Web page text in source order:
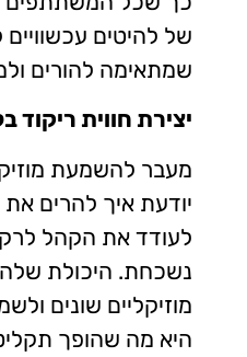
של להיטים עכשוויים
שמתאימה להורים
יצירת חווית ריקוד
מעבר להשמעת
יודעת איך להרים
לעודד את הקהל
נשכחת. היכולת
מוזיקליים שונים
היא מה שהופך